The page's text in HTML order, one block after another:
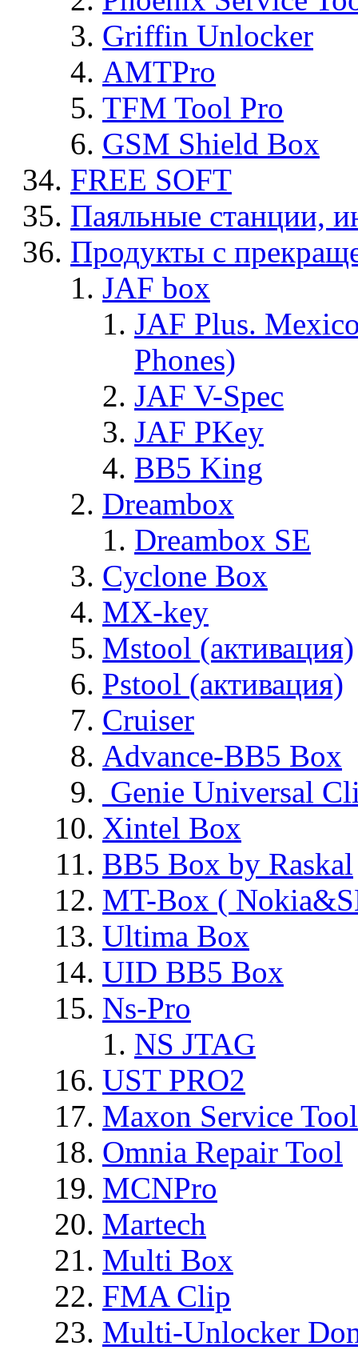
Griffin Unlocker
AMTPro
TFM Tool Pro
GSM Shield Box
FREE SOFT
Паяльные станции,
Продукты с
JAF box
JAF Plus.
Phones)
JAF V-Spec
JAF PKey
BB5 King
Dreambox
Dreambox SE
Cyclone Box
MX-key
Mstool (активация)
Pstool (активация)
Cruiser
Advance-BB5 Box
Genie Universal
Xintel Box
BB5 Box by Raskal
MT-Box (
Ultima Box
UID BB5 Box
Ns-Pro
NS JTAG
UST PRO2
Maxon Service
Omnia Repair Tool
MCNPro
Martech
Multi Box
FMA Clip
Multi-Unlocker